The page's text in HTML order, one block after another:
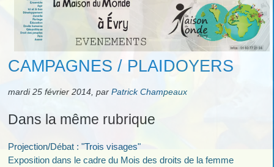
CAMPAGNES / PLAIDOYERS
mardi 25 février 2014, par Patrick Champeaux
Dans la même rubrique
Projection/Débat : "Trois visages"
Exposition dans le cadre du Mois des droits de la femme